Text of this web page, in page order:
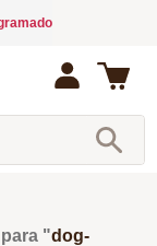
"dog-